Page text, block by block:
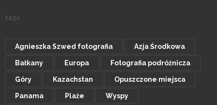
TAGI
Agnieszka Szwed fotografia Azja Środkowa
Bałkany Europa Fotografia podróżnicza
Góry Kazachstan Opuszczone miejsca
Panama Plaże Wyspy